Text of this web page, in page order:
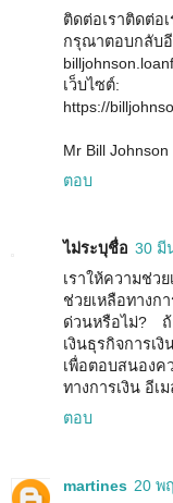
ติดต่อเราติดต่
กรุณาตอบกลับ
เว็บไซต์:
https://
Mr Bill Johnson
ตอบ
ไม่ระบุชื่อ 30 มี
เราให้ความช่ว
ช่วยเหลือทางก
ด่วนหรือไม่? ถ้
เงินธุรกิจการเ
เพื่อตอบสนอง
ทางการเงิน อีเ
ตอบ
martines 20 พ